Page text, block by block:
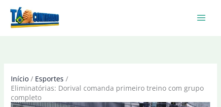
Início
Esportes
Eliminatórias: Dorival comanda primeiro treino com grupo
completo